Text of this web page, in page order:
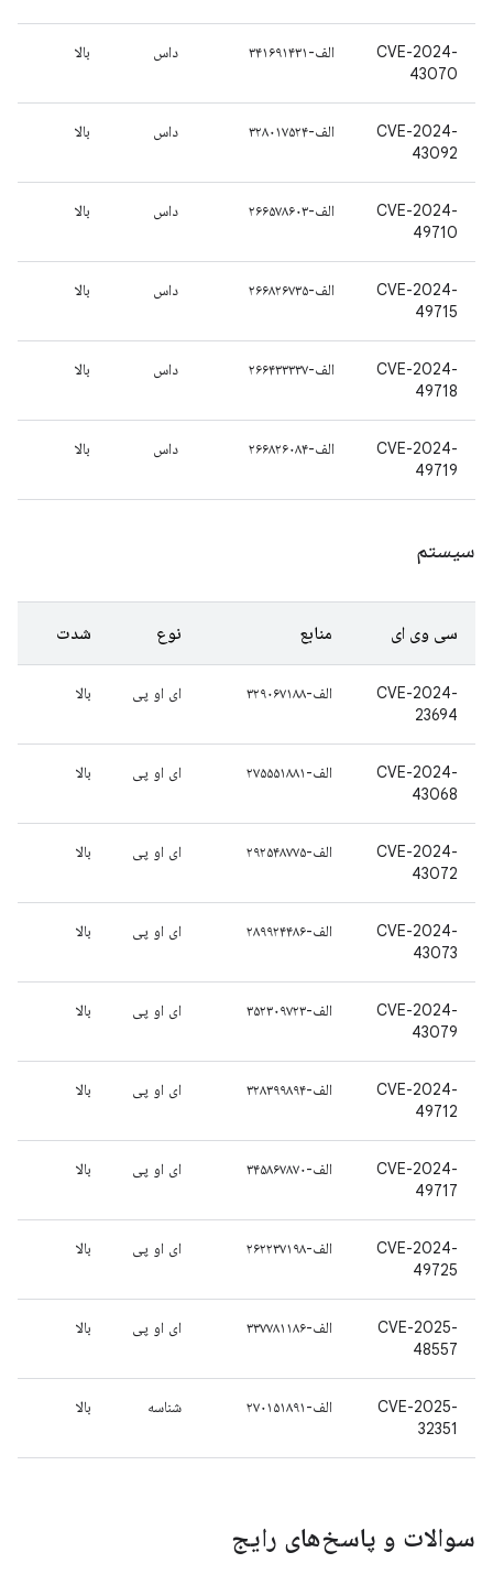
CVE-2024-
43070
الف-۳۴۱۶۹۱۴۳۱ داس بالا
CVE-2024-
43092
الف-۳۲۸۰۱۷۵۲۴ داس بالا
CVE-2024-
49710
الف-۲۶۶۵۷۸۶۰۳ داس بالا
CVE-2024-
49715
الف-۲۶۶۸۲۶۷۳۵ داس بالا
CVE-2024-
49718
الف-۲۶۶۴۳۳۳۳۷ داس بالا
CVE-2024-
49719
الف-۲۶۶۸۲۶۰۸۴ داس بالا
سیستم
سی وی ای منابع نوع شدت
CVE-2024-
23694
الف-۳۲۹۰۶۷۱۸۸ ای او پی بالا
CVE-2024-
43068
الف-۲۷۵۵۵۱۸۸۱ ای او پی بالا
CVE-2024-
43072
الف-۲۹۲۵۴۸۷۷۵ ای او پی بالا
CVE-2024-
43073
الف-۲۸۹۹۲۴۴۸۶ ای او پی بالا
CVE-2024-
43079
الف-۳۵۲۳۰۹۷۲۳ ای او پی بالا
CVE-2024-
49712
الف-۳۲۸۳۹۹۸۹۴ ای او پی بالا
CVE-2024-
49717
الف-۳۴۵۸۶۷۸۷۰ ای او پی بالا
CVE-2024-
49725
الف-۲۶۲۲۳۷۱۹۸ ای او پی بالا
CVE-2025-
48557
الف-۳۳۷۷۸۱۱۸۶ ای او پی بالا
CVE-2025-
32351
الف-۲۷۰۱۵۱۸۹۱ شناسه بالا
سوالات و پاسخ‌های رایج